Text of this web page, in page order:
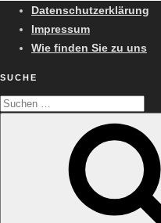
Datenschutzerklärung
Impressum
Wie finden Sie zu uns
SUCHE
Suchen